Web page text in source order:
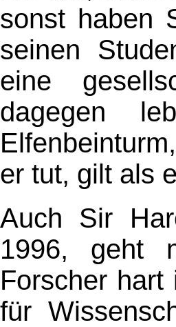
sonst haben
seinen
eine
dagegen
er tut, gilt als
Auch Sir
1996, geht
Forscher
für